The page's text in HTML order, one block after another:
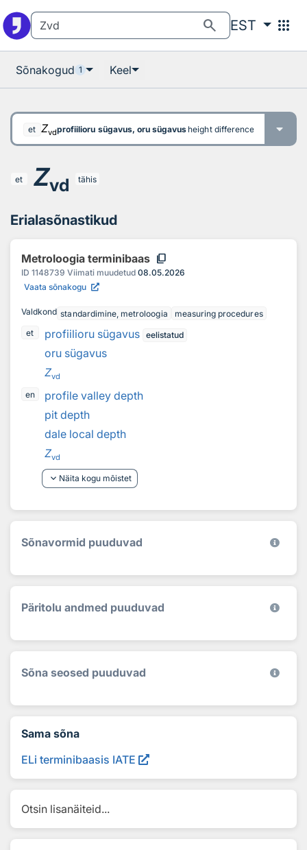
search EST apps
Sõnakogud 1 Keel
et Zvdprofiilioru sügavus, oru sügavus height difference between a
et Zvd tähis
Erialasõnastikud
Metroloogia terminibaas content_copy
ID 1148739 Viimati muudetud 08.05.2026
Vaata sõnakogu
Valdkond standardimine, metroloogia
measuring procedures
et
profiilioru sügavus eelistatud
oru sügavus
Zvd
en
profile valley depth
pit depth
dale local depth
Zvd
keyboard_arrow_down Näita kogu mõistet
Sõnavormid puuduvad
Päritolu andmed puuduvad
Sõna seosed puuduvad
Sama sõna
ELi terminibaasis IATE
Otsin lisanäiteid...